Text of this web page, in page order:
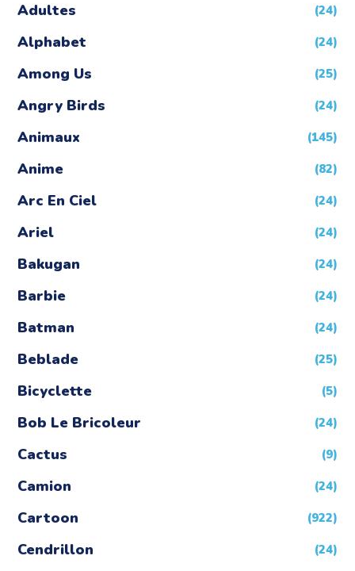
Adultes (24)
Alphabet (24)
Among Us (25)
Angry Birds (24)
Animaux (145)
Anime (82)
Arc En Ciel (24)
Ariel (24)
Bakugan (24)
Barbie (24)
Batman (24)
Beblade (25)
Bicyclette (5)
Bob Le Bricoleur (24)
Cactus (9)
Camion (24)
Cartoon (922)
Cendrillon (24)